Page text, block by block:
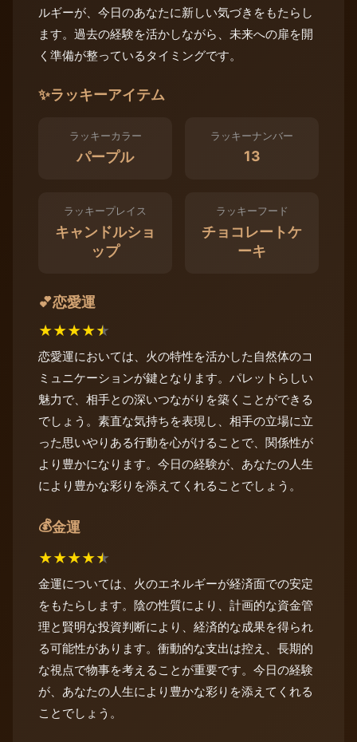
ルギーが、今日のあなたに新しい気づきをもたらし
ます。過去の経験を活かしながら、未来への扉を開
く準備が整っているタイミングです。
✨ラッキーアイテム
ラッキーカラー
パープル
ラッキーナンバー
13
ラッキープレイス
キャンドルショ
ップ
ラッキーフード
チョコレートケ
ーキ
💕恋愛運
★★★★★
恋愛運においては、火の特性を活かした自然体のコ
ミュニケーションが鍵となります。パレットらしい
魅力で、相手との深いつながりを築くことができる
でしょう。素直な気持ちを表現し、相手の立場に立
った思いやりある行動を心がけることで、関係性が
より豊かになります。今日の経験が、あなたの人生
により豊かな彩りを添えてくれることでしょう。
💰金運
★★★★★
金運については、火のエネルギーが経済面での安定
をもたらします。陰の性質により、計画的な資金管
理と賢明な投資判断により、経済的な成果を得られ
る可能性があります。衝動的な支出は控え、長期的
な視点で物事を考えることが重要です。今日の経験
が、あなたの人生により豊かな彩りを添えてくれる
ことでしょう。